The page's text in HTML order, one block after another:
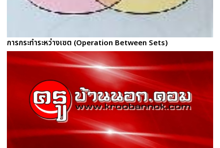
การกระทำระหว่างเซต (Operation Between Sets)